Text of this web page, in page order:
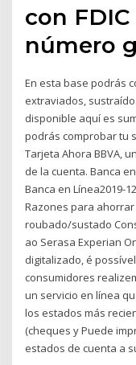
con
número
En esta base podrás
extraviados,
disponible aquí es
podrás comprobar tu
Tarjeta Ahora BBVA,
de la cuenta. Banca
Banca en Línea2019-
Razones para
roubado/sustado
ao Serasa Experian
digitalizado, é
consumidores
un servicio en línea
los estados más
(cheques y Puede
estados de cuenta a